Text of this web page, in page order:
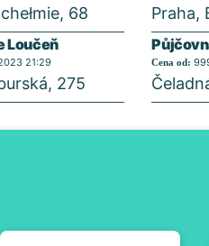
68
Loučeň
21:29
275
Praha,
Cena od: